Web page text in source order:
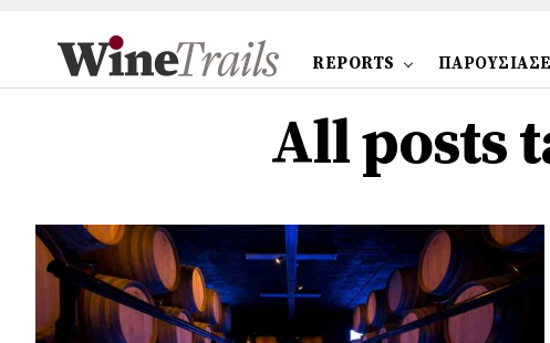
REPORTS
All posts